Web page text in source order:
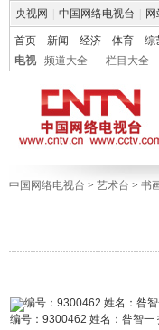
央视网 中国网络电视台
首页 新闻 经济 体育 综
电视
频道大全 栏目大全
中国网络电视台 > 艺术台 > 书
编号：9300462 姓名：昝智一